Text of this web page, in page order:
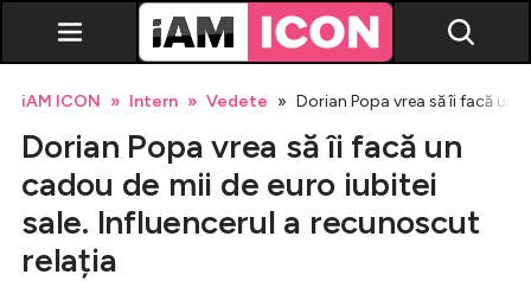
iAM ICON Intern Vedete Dorian Popa vrea să îi facă un
Dorian Popa vrea să îi facă un
cadou de mii de euro iubitei
sale. Influencerul a recunoscut
relația